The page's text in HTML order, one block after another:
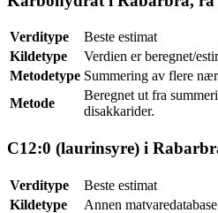
Verditype
Beste estimat
Kildetype
Verdien er beregnet/
Metodetype Summering av flere
Metode
Beregnet ut fra
disakkarider.
C12:0 (laurinsyre) i
Verditype
Beste estimat
Kildetype
Annen matvaredatabase